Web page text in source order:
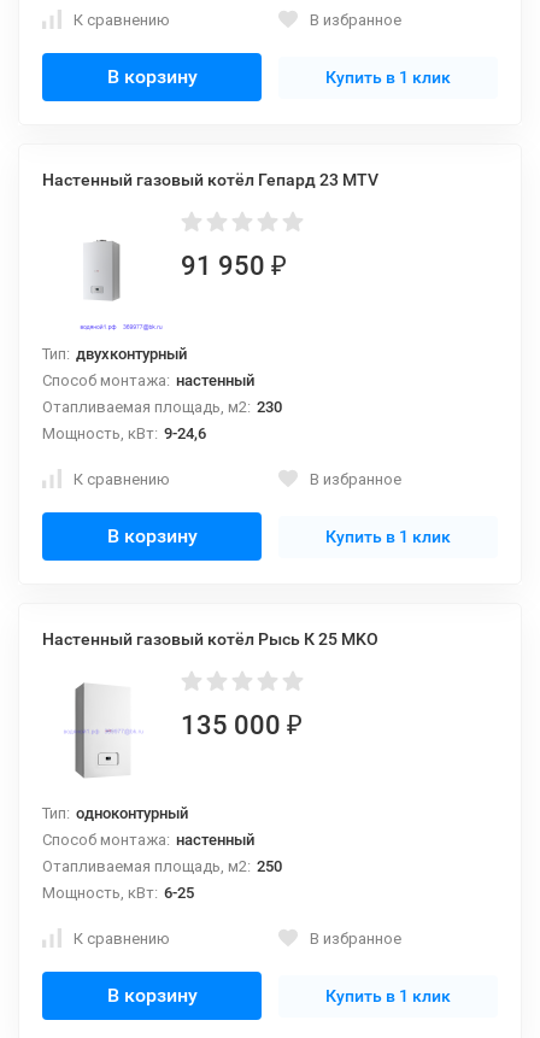
К сравнению В избранное
В корзину Купить в 1 клик
Настенный газовый котёл Гепард 23 MTV
91 950 ₽
Тип: двухконтурный
Способ монтажа: настенный
Отапливаемая площадь, м2: 230
Мощность, кВт: 9-24,6
К сравнению В избранное
В корзину Купить в 1 клик
Настенный газовый котёл Рысь К 25 MKO
135 000 ₽
Тип: одноконтурный
Способ монтажа: настенный
Отапливаемая площадь, м2: 250
Мощность, кВт: 6-25
К сравнению В избранное
В корзину Купить в 1 клик